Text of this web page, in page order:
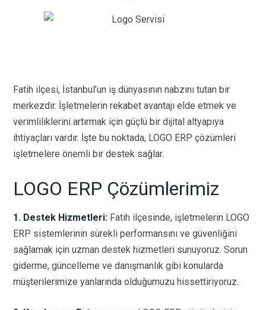
Fatih ilçesi, İstanbul’un iş dünyasının nabzını tutan bir
merkezdir. İşletmelerin rekabet avantajı elde etmek ve
verimliliklerini artırmak için güçlü bir dijital altyapıya
ihtiyaçları vardır. İşte bu noktada, LOGO ERP çözümleri
işletmelere önemli bir destek sağlar.
LOGO ERP Çözümlerimiz
1. Destek Hizmetleri: Fatih ilçesinde, işletmelerin LOGO
ERP sistemlerinin sürekli performansını ve güvenliğini
sağlamak için uzman destek hizmetleri sunuyoruz. Sorun
giderme, güncelleme ve danışmanlık gibi konularda
müşterilerimize yanlarında olduğumuzu hissettiriyoruz.